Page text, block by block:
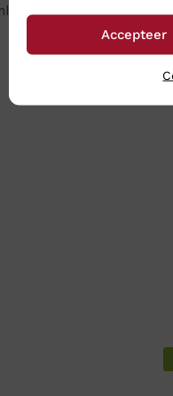
Accepteer
in onze webshop.